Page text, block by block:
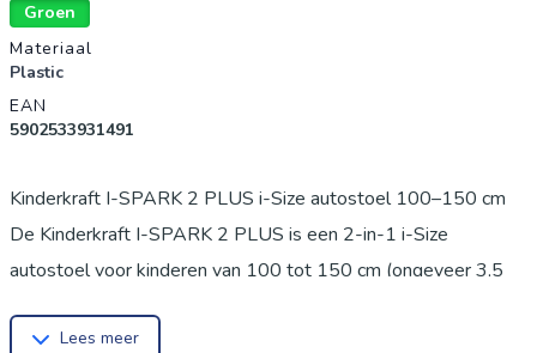
Groen
Materiaal
Plastic
EAN
5902533931491
Kinderkraft I-SPARK 2 PLUS i-Size autostoel 100–150 cm
De Kinderkraft I-SPARK 2 PLUS is een 2-in-1 i-Size
autostoel voor kinderen van 100 tot 150 cm (ongeveer 3,5
een latere fase ook als booster worden gebruikt. Daardoor is
Lees meer